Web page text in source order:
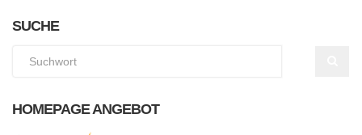
SUCHE
HOMEPAGE ANGEBOT